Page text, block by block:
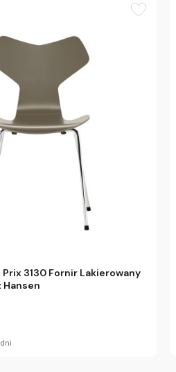
Prix 3130 Fornir Lakierowany
Hansen